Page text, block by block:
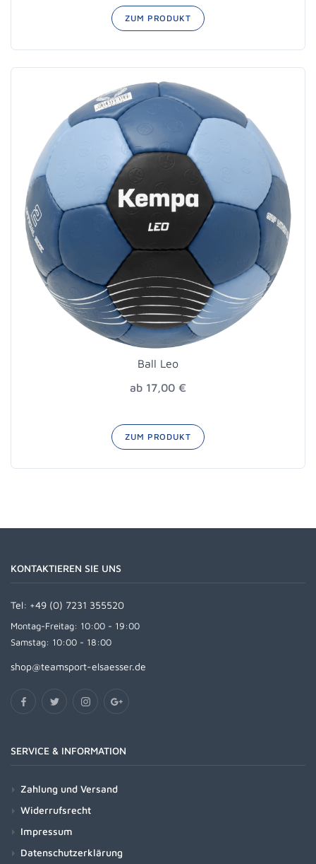
ZUM PRODUKT
Ball Leo
ab 17,00 €
ZUM PRODUKT
KONTAKTIEREN SIE UNS
Tel: +49 (0) 7231 355520
Montag-Freitag: 10:00 - 19:00
Samstag: 10:00 - 18:00
shop@teamsport-elsaesser.de
SERVICE & INFORMATION
Zahlung und Versand
Widerrufsrecht
Impressum
Datenschutzerklärung